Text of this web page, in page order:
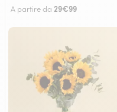
A partire da 29€99